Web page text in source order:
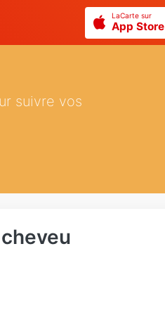
LaCarte sur
App Store
suivre vos